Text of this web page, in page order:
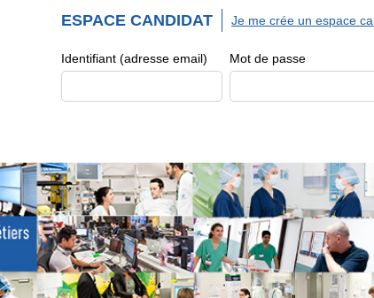
ESPACE CANDIDAT
Identifiant (adresse email) Mot de passe
Je me crée un espace